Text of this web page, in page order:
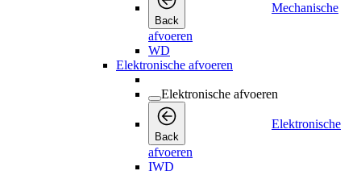
Back
Mechanische
afvoeren
WD
Elektronische afvoeren
Elektronische afvoeren
Back
Elektronische
afvoeren
IWD